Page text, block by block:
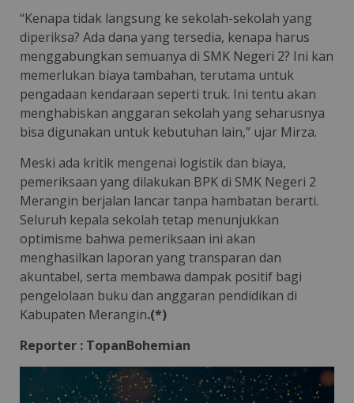
“Kenapa tidak langsung ke sekolah-sekolah yang
diperiksa? Ada dana yang tersedia, kenapa harus
menggabungkan semuanya di SMK Negeri 2? Ini kan
memerlukan biaya tambahan, terutama untuk
pengadaan kendaraan seperti truk. Ini tentu akan
menghabiskan anggaran sekolah yang seharusnya
bisa digunakan untuk kebutuhan lain,” ujar Mirza.
Meski ada kritik mengenai logistik dan biaya,
pemeriksaan yang dilakukan BPK di SMK Negeri 2
Merangin berjalan lancar tanpa hambatan berarti.
Seluruh kepala sekolah tetap menunjukkan
optimisme bahwa pemeriksaan ini akan
menghasilkan laporan yang transparan dan
akuntabel, serta membawa dampak positif bagi
pengelolaan buku dan anggaran pendidikan di
Kabupaten Merangin.(*)
Reporter : TopanBohemian